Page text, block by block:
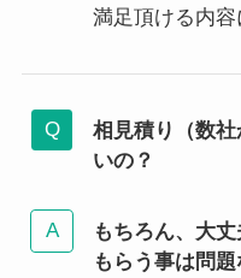
満足頂ける内容
相見積り（数
いの？
もちろん、大
もらう事は問題